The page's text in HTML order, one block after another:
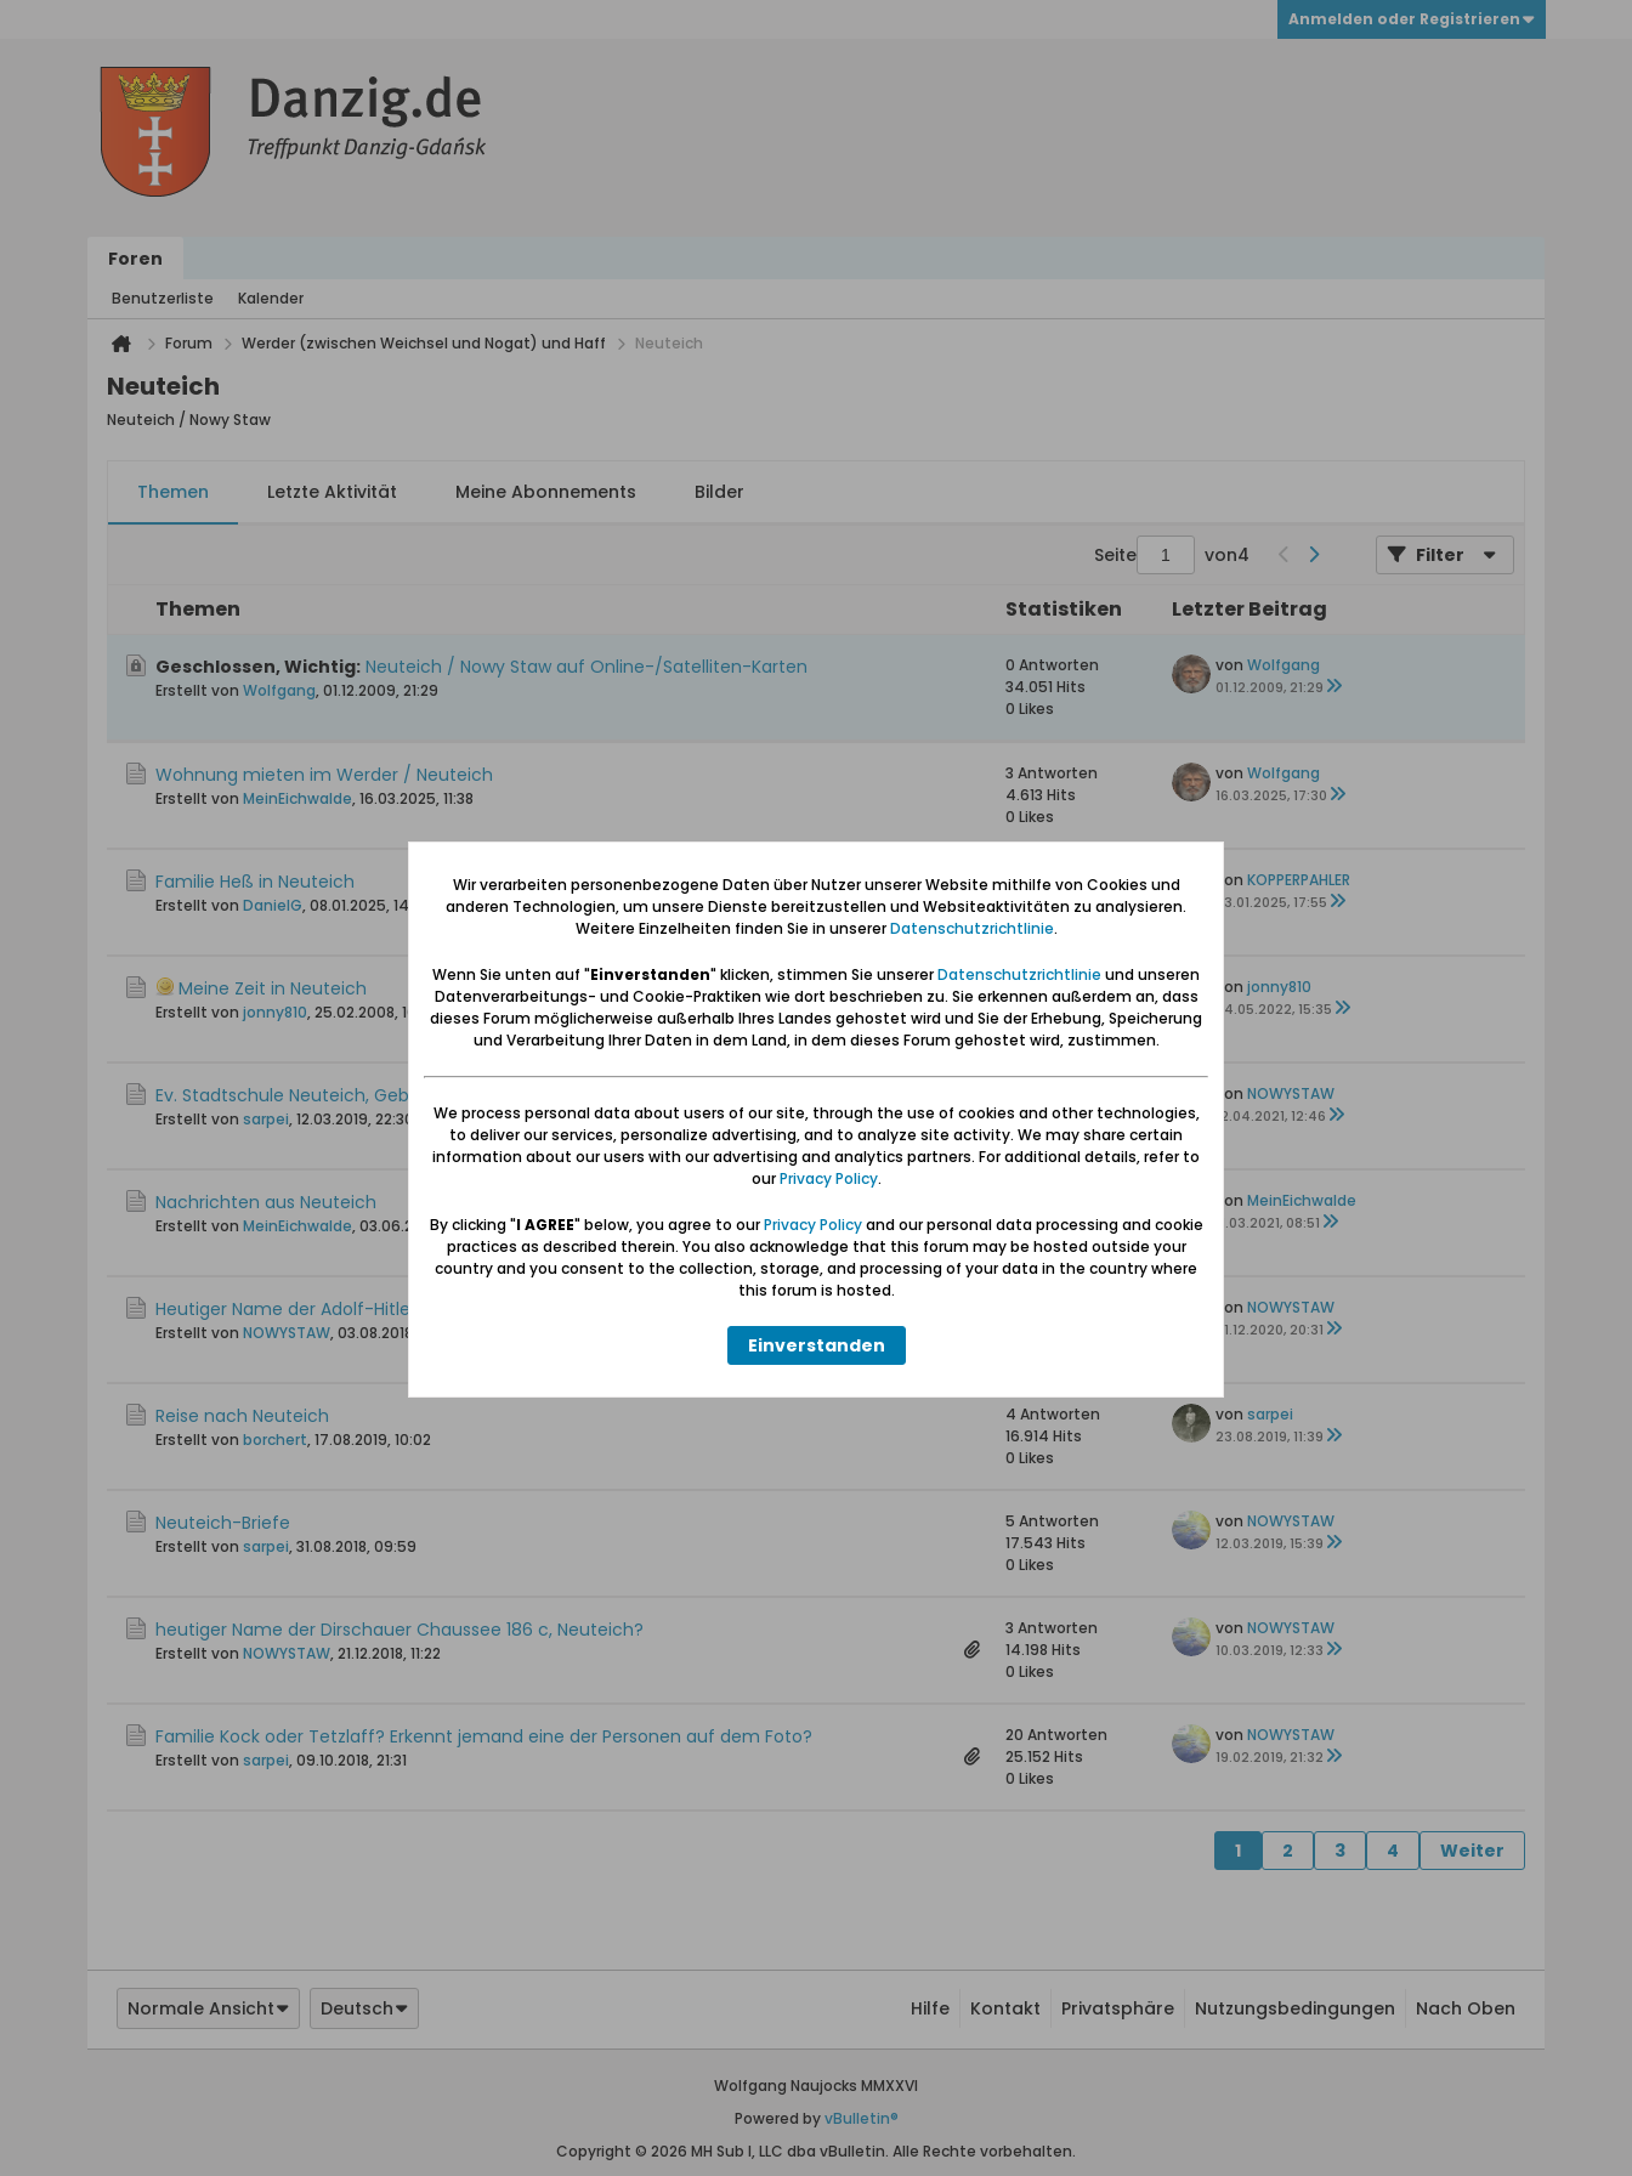
Anmelden oder Registrieren
Foren
Benutzerliste Kalender
Forum Werder (zwischen Weichsel und Nogat) und Haff Neuteich
Neuteich
Neuteich / Nowy Staw
Themen Letzte Aktivität Meine Abonnements Bilder
Seite von4 Filter
Themen Statistiken Letzter Beitrag
Geschlossen, Wichtig: Neuteich / Nowy Staw auf Online-/Satelliten-Karten
Erstellt von Wolfgang, 01.12.2009, 21:29
0 Antworten
34.051 Hits
0 Likes
von Wolfgang
01.12.2009, 21:29
Wohnung mieten im Werder / Neuteich
Erstellt von MeinEichwalde, 16.03.2025, 11:38
3 Antworten
4.613 Hits
0 Likes
von Wolfgang
16.03.2025, 17:30
Familie Heß in Neuteich
Erstellt von DanielG, 08.01.2025, 14:43
3 Antworten
2.669 Hits
0 Likes
von KOPPERPAHLER
23.01.2025, 17:55
Meine Zeit in Neuteich
Erstellt von jonny810, 25.02.2008, 10:49
3 Antworten
26.464 Hits
0 Likes
von jonny810
04.05.2022, 15:35
Ev. Stadtschule Neuteich, Geburtsjahrgang um 1921
Erstellt von sarpei, 12.03.2019, 22:30
19.325 Hits
0 Likes
von NOWYSTAW
12.04.2021, 12:46
Nachrichten aus Neuteich
Erstellt von MeinEichwalde, 03.06.2012, 14:36
21.178 Hits
0 Likes
von MeinEichwalde
11.03.2021, 08:51
Heutiger Name der Adolf-Hitler-Str. in Neuteich
Erstellt von NOWYSTAW, 03.08.2018, 17:32
von NOWYSTAW
01.12.2020, 20:31
Reise nach Neuteich
Erstellt von borchert, 17.08.2019, 10:02
4 Antworten
16.914 Hits
0 Likes
von sarpei
23.08.2019, 11:39
Neuteich-Briefe
Erstellt von sarpei, 31.08.2018, 09:59
5 Antworten
17.543 Hits
0 Likes
von NOWYSTAW
12.03.2019, 15:39
heutiger Name der Dirschauer Chaussee 186 c, Neuteich?
Erstellt von NOWYSTAW, 21.12.2018, 11:22
3 Antworten
14.198 Hits
0 Likes
von NOWYSTAW
10.03.2019, 12:33
Familie Kock oder Tetzlaff? Erkennt jemand eine der Personen auf dem Foto?
Erstellt von sarpei, 09.10.2018, 21:31
20 Antworten
25.152 Hits
0 Likes
von NOWYSTAW
19.02.2019, 21:32
1 2 3 4 Weiter
Normale Ansicht Deutsch Hilfe Kontakt Privatsphäre Nutzungsbedingungen Nach Oben
Wolfgang Naujocks MMXXVI
Powered byvBulletin®
Copyright © 2026 MH Sub I, LLC dba vBulletin. Alle Rechte vorbehalten.
Wir verarbeiten personenbezogene Daten über Nutzer unserer Website mithilfe von Cookies und
anderen Technologien, um unsere Dienste bereitzustellen und Websiteaktivitäten zu analysieren.
Weitere Einzelheiten finden Sie in unsererDatenschutzrichtlinie.
Wenn Sie unten auf "Einverstanden" klicken, stimmen Sie unsererDatenschutzrichtlinie und unseren
Datenverarbeitungs- und Cookie-Praktiken wie dort beschrieben zu. Sie erkennen außerdem an, dass
dieses Forum möglicherweise außerhalb Ihres Landes gehostet wird und Sie der Erhebung, Speicherung
und Verarbeitung Ihrer Daten in dem Land, in dem dieses Forum gehostet wird, zustimmen.
We process personal data about users of our site, through the use of cookies and other technologies,
to deliver our services, personalize advertising, and to analyze site activity. We may share certain
information about our users with our advertising and analytics partners. For additional details, refer to
ourPrivacy Policy.
By clicking "I AGREE" below, you agree to ourPrivacy Policyand our personal data processing and cookie
practices as described therein. You also acknowledge that this forum may be hosted outside your
country and you consent to the collection, storage, and processing of your data in the country where
this forum is hosted.
Einverstanden